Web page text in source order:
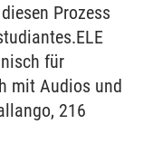
Prozess
für
mit Audios und
216